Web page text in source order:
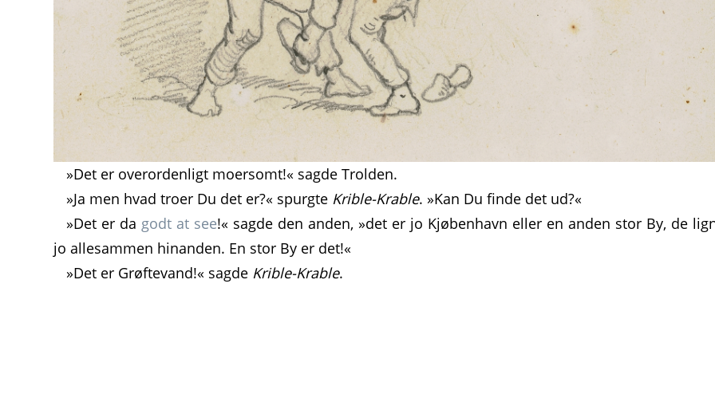
»Det er overordenligt moersomt!« sagde Trolden.
»Ja men hvad troer Du det er?« spurgte Krible-Krable. »Kan Du finde det ud?«
»Det er da godt at see!« sagde den anden, »det er jo Kjøbenhavn eller en anden stor By, de
jo allesammen hinanden. En stor By er det!«
»Det er Grøftevand!« sagde Krible-Krable.